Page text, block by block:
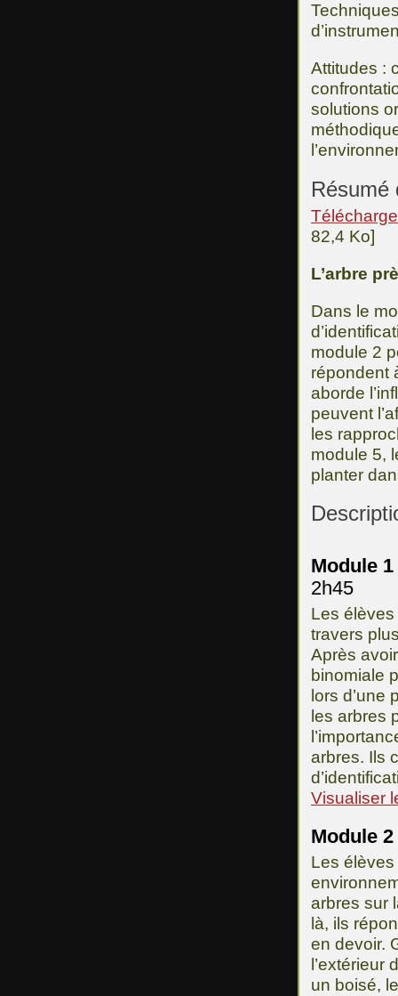
Attitudes :
solutions
Résumé
82,4 Ko]
L’arbre
Dans le
module 2
répondent
aborde
peuvent
les
module 5,
planter
Module 1
2h45
Les élèves
travers
Après
binomiale
lors
les arbres
arbres. Ils
Visualiser
Module 2
Les élèves
arbres sur
là, ils
en devoir.
l’extérieur
un boisé,